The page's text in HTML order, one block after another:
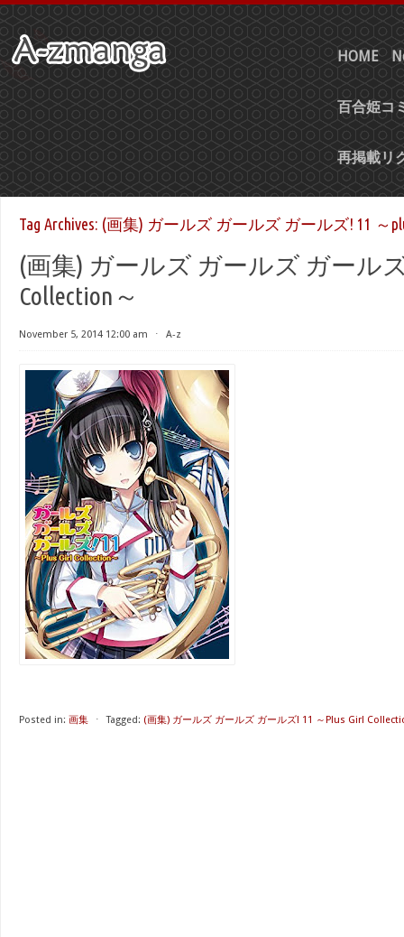
HOME
百合姫コ
再掲載リ
Tag Archives: (画集) ガールズ ガールズ ガールズ! 11 ～
(画集) ガールズ ガールズ ガールズ!
Collection～
November 5, 2014 12:00 am ⋅ A-z
Posted in: 画集 ⋅ Tagged: (画集) ガールズ ガールズ ガールズ! 11 ～Plus Girl